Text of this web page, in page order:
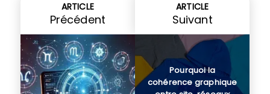
ARTICLE
Précédent
ARTICLE
Suivant
Pourquoi la
cohérence graphique